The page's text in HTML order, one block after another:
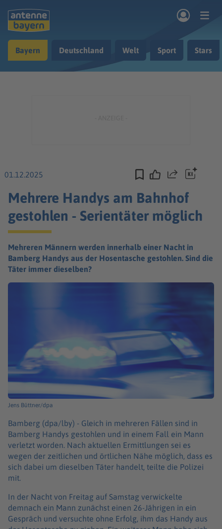
Musik & Radio
Bayern Deutschland Welt Sport Stars
01.12.2025 Teilen
Mehrere Handys am Bahnhof
gestohlen - Serientäter möglich
Mehreren Männern werden innerhalb einer Nacht in
Bamberg Handys aus der Hosentasche gestohlen. Sind die
Täter immer dieselben?
Jens Büttner/dpa
Bamberg (dpa/lby) - Gleich in mehreren Fällen sind in
Bamberg Handys gestohlen und in einem Fall ein Mann
verletzt worden. Nach aktuellen Ermittlungen sei es
wegen der zeitlichen und örtlichen Nähe möglich, dass es
sich dabei um dieselben Täter handelt, teilte die Polizei
mit.
In der Nacht von Freitag auf Samstag verwickelte
demnach ein Mann zunächst einen 26-Jährigen in ein
Gespräch und versuchte ohne Erfolg, ihm das Handy aus